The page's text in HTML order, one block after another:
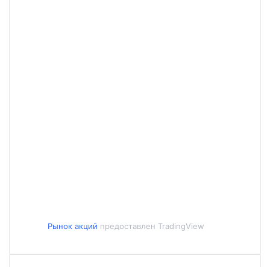
Рынок акций предоставлен TradingView